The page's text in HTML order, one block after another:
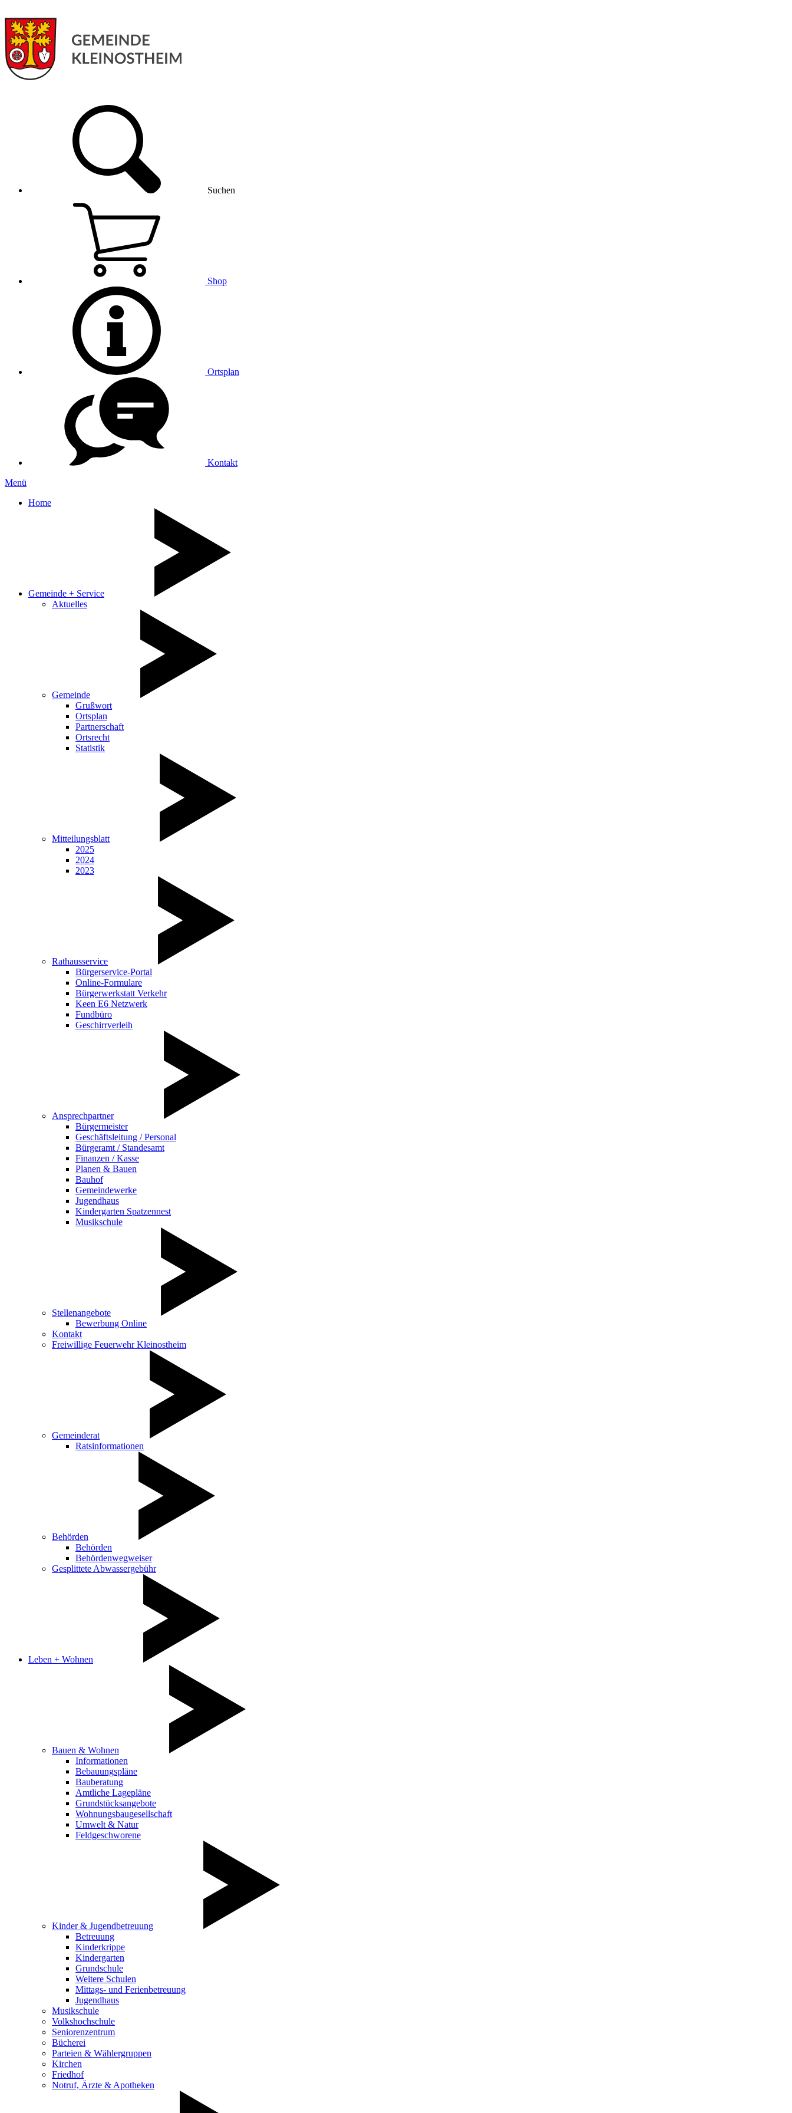
Suchen
Shop
Ortsplan
Kontakt
Menü
Home
Gemeinde + Service
Aktuelles
Gemeinde
Grußwort
Ortsplan
Partnerschaft
Ortsrecht
Statistik
Mitteilungsblatt
2025
2024
2023
Rathausservice
Bürgerservice-Portal
Online-Formulare
Bürgerwerkstatt Verkehr
Keen E6 Netzwerk
Fundbüro
Geschirrverleih
Ansprechpartner
Bürgermeister
Geschäftsleitung / Personal
Bürgeramt / Standesamt
Finanzen / Kasse
Planen & Bauen
Bauhof
Gemeindewerke
Jugendhaus
Kindergarten Spatzennest
Musikschule
Stellenangebote
Bewerbung Online
Kontakt
Freiwillige Feuerwehr Kleinostheim
Gemeinderat
Ratsinformationen
Behörden
Behörden
Behördenwegweiser
Gesplittete Abwassergebühr
Leben + Wohnen
Bauen & Wohnen
Informationen
Bebauungspläne
Bauberatung
Amtliche Lagepläne
Grundstücksangebote
Wohnungsbaugesellschaft
Umwelt & Natur
Feldgeschworene
Kinder & Jugendbetreuung
Betreuung
Kinderkrippe
Kindergarten
Grundschule
Weitere Schulen
Mittags- und Ferienbetreuung
Jugendhaus
Musikschule
Volkshochschule
Seniorenzentrum
Bücherei
Parteien & Wählergruppen
Kirchen
Friedhof
Notruf, Ärzte & Apotheken